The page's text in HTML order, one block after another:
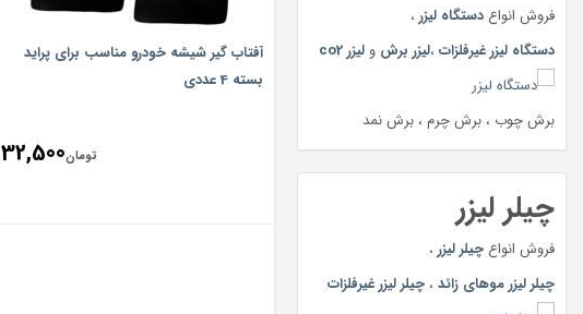
فروش انواع دستگاه لیزر ،
دستگاه لیزر غیرفلزات ،لیزر برش و لیزر co2
برش چوب ، برش چرم ، برش نمد
چیلر لیزر
فروش انواع چیلر لیزر ،
چیلر لیزر موهای زائد ، چیلر لیزر غیرفلزات
آفتاب گیر شیشه خودرو مناسب برای پراید
بسته 4 عددی
تومان32,500